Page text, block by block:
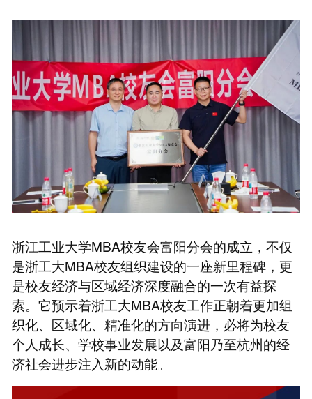
浙江工业大学MBA校友会富阳分会的成立，不仅
是浙工大MBA校友组织建设的一座新里程碑，更
是校友经济与区域经济深度融合的一次有益探
索。它预示着浙工大MBA校友工作正朝着更加组
织化、区域化、精准化的方向演进，必将为校友
个人成长、学校事业发展以及富阳乃至杭州的经
济社会进步注入新的动能。